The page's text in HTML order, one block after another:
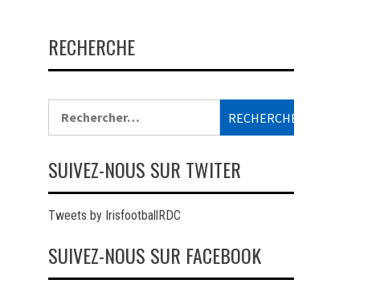
RECHERCHE
SUIVEZ-NOUS SUR TWITER
Tweets by IrisfootballRDC
SUIVEZ-NOUS SUR FACEBOOK